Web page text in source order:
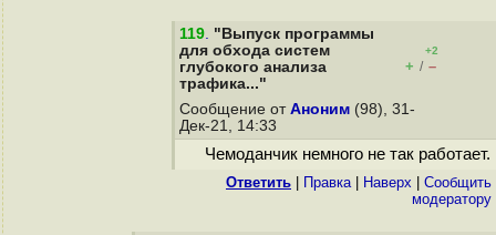
119. "Выпуск программы
для обхода систем
глубокого анализа
трафика..."
+2
+ / –
Сообщение от Аноним (98), 31-
Дек-21, 14:33
Чемоданчик немного не так работает.
Ответить Правка| Наверх
Cообщить
модератору